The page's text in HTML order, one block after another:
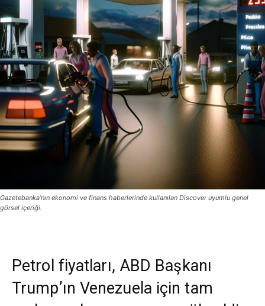
Gazetebanka’nın ekonomi ve finans haberlerinde kullanılan Discover uyumlu genel
görsel içeriği.
Petrol fiyatları, ABD Başkanı
Trump’ın Venezuela için tam